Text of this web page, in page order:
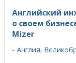
Английский
о своем
Mizer
Англия,